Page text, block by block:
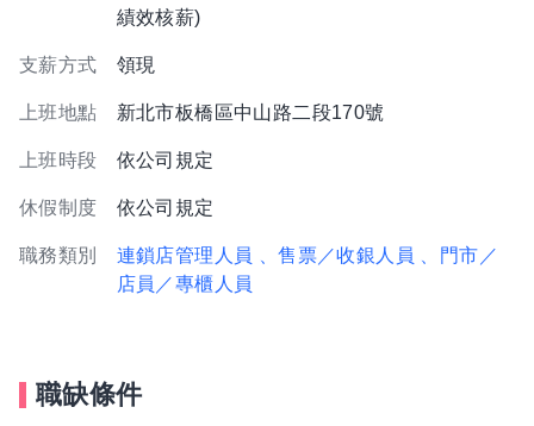
績效核薪)
支薪方式 領現
上班地點 新北市板橋區中山路二段170號
上班時段 依公司規定
休假制度 依公司規定
職務類別 連鎖店管理人員 、售票／收銀人員
、門市／
店員／專櫃人員
職缺條件